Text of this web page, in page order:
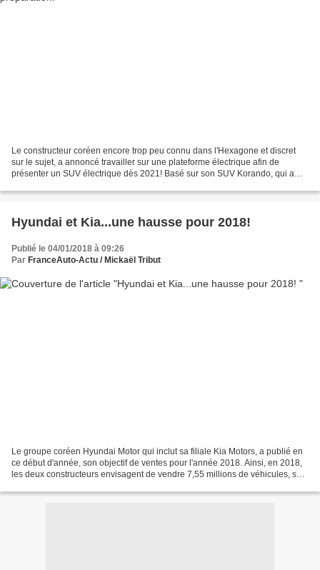
Le constructeur coréen encore trop peu connu dans l'Hexagone et discret
sur le sujet, a annoncé travailler sur une plateforme électrique afin de
présenter un SUV électrique dès 2021! Basé sur son SUV Korando, qui a
Hyundai et Kia...une hausse pour 2018!
Publié le 04/01/2018 à 09:26
Par FranceAuto-Actu / Mickaël Tribut
Le groupe coréen Hyundai Motor qui inclut sa filiale Kia Motors, a publié en
ce début d'année, son objectif de ventes pour l'année 2018. Ainsi, en 2018,
les deux constructeurs envisagent de vendre 7,55 millions de véhicules, soit